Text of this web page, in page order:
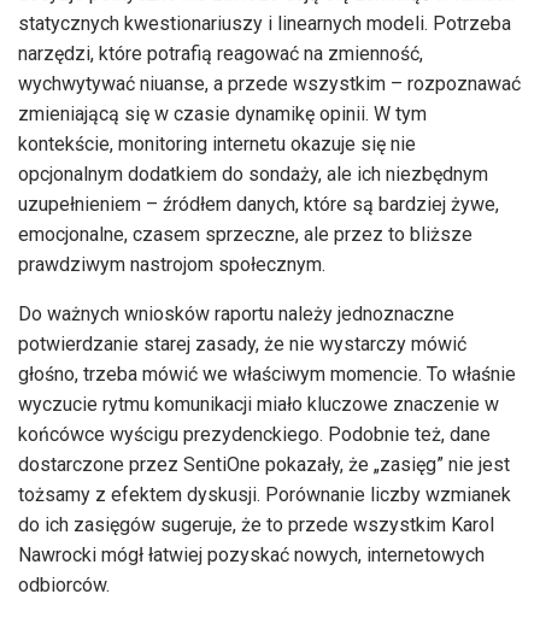
statycznych kwestionariuszy i linearnych modeli. Potrzeba
narzędzi, które potrafią reagować na zmienność,
wychwytywać niuanse, a przede wszystkim – rozpoznawać
zmieniającą się w czasie dynamikę opinii. W tym
kontekście, monitoring internetu okazuje się nie
opcjonalnym dodatkiem do sondaży, ale ich niezbędnym
uzupełnieniem – źródłem danych, które są bardziej żywe,
emocjonalne, czasem sprzeczne, ale przez to bliższe
prawdziwym nastrojom społecznym.
Do ważnych wniosków raportu należy jednoznaczne
potwierdzanie starej zasady, że nie wystarczy mówić
głośno, trzeba mówić we właściwym momencie. To właśnie
wyczucie rytmu komunikacji miało kluczowe znaczenie w
końcówce wyścigu prezydenckiego. Podobnie też, dane
dostarczone przez SentiOne pokazały, że „zasięg” nie jest
tożsamy z efektem dyskusji. Porównanie liczby wzmianek
do ich zasięgów sugeruje, że to przede wszystkim Karol
Nawrocki mógł łatwiej pozyskać nowych, internetowych
odbiorców.